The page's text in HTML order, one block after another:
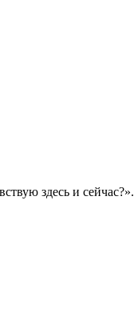
здесь и сейчас?».